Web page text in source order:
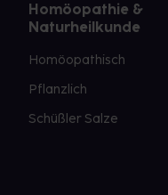
Homöopathie &
Naturheilkunde
Homöopathisch
Pflanzlich
Schüßler Salze